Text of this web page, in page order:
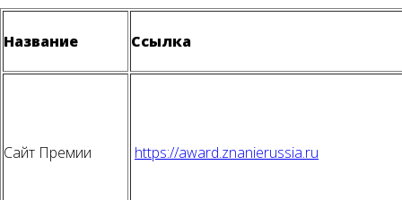
Название Ссылка
Сайт Премии https://award.znanierussia.ru